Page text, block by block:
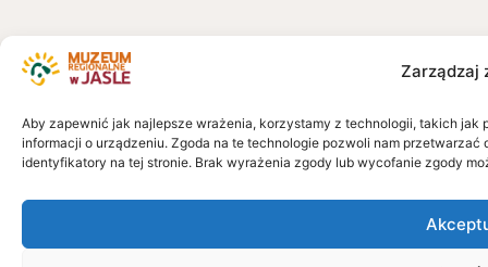
Zarządzaj
Aby zapewnić jak najlepsze wrażenia, korzystamy z technologii, takich
informacji o urządzeniu. Zgoda na te technologie pozwoli nam
identyfikatory na tej stronie. Brak wyrażenia zgody lub wycofanie zgody